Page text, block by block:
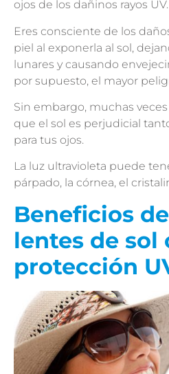
ojos de los dañinos rayos UV.
Eres consciente de los
piel al exponerla al sol,
lunares y causando
por supuesto, el mayor
Sin embargo, muchas
que el sol es perjudicial
para tus ojos.
La luz ultravioleta puede
párpado, la córnea, el
Beneficios
lentes de sol
protección